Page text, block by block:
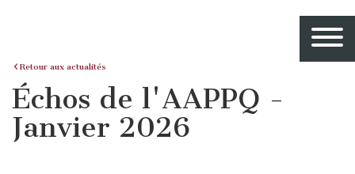
Retour aux actualités
Échos de l'AAPPQ -
Janvier 2026